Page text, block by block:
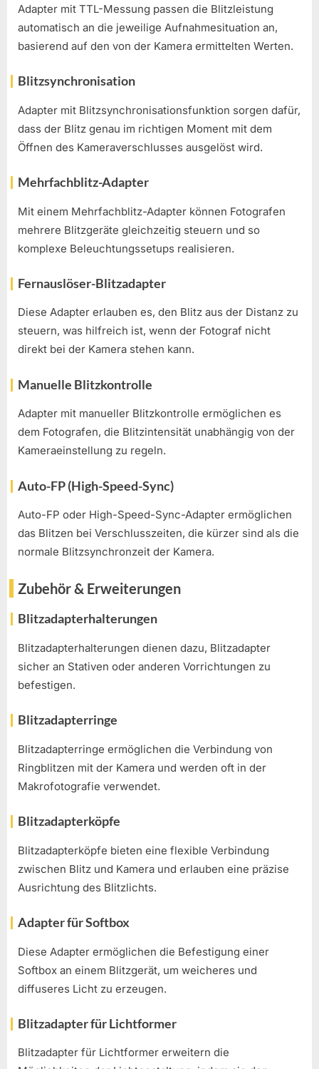
Adapter mit TTL-Messung passen die Blitzleistung
automatisch an die jeweilige Aufnahmesituation an,
basierend auf den von der Kamera ermittelten Werten.
Blitzsynchronisation
Adapter mit Blitzsynchronisationsfunktion sorgen dafür,
dass der Blitz genau im richtigen Moment mit dem
Öffnen des Kameraverschlusses ausgelöst wird.
Mehrfachblitz-Adapter
Mit einem Mehrfachblitz-Adapter können Fotografen
mehrere Blitzgeräte gleichzeitig steuern und so
komplexe Beleuchtungssetups realisieren.
Fernauslöser-Blitzadapter
Diese Adapter erlauben es, den Blitz aus der Distanz zu
steuern, was hilfreich ist, wenn der Fotograf nicht
direkt bei der Kamera stehen kann.
Manuelle Blitzkontrolle
Adapter mit manueller Blitzkontrolle ermöglichen es
dem Fotografen, die Blitzintensität unabhängig von der
Kameraeinstellung zu regeln.
Auto-FP (High-Speed-Sync)
Auto-FP oder High-Speed-Sync-Adapter ermöglichen
das Blitzen bei Verschlusszeiten, die kürzer sind als die
normale Blitzsynchronzeit der Kamera.
Zubehör & Erweiterungen
Blitzadapterhalterungen
Blitzadapterhalterungen dienen dazu, Blitzadapter
sicher an Stativen oder anderen Vorrichtungen zu
befestigen.
Blitzadapterringe
Blitzadapterringe ermöglichen die Verbindung von
Ringblitzen mit der Kamera und werden oft in der
Makrofotografie verwendet.
Blitzadapterköpfe
Blitzadapterköpfe bieten eine flexible Verbindung
zwischen Blitz und Kamera und erlauben eine präzise
Ausrichtung des Blitzlichts.
Adapter für Softbox
Diese Adapter ermöglichen die Befestigung einer
Softbox an einem Blitzgerät, um weicheres und
diffuseres Licht zu erzeugen.
Blitzadapter für Lichtformer
Blitzadapter für Lichtformer erweitern die